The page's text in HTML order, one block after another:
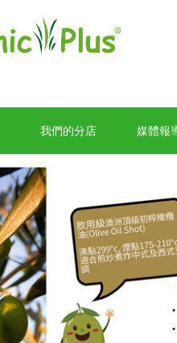
我們的分店 媒體報